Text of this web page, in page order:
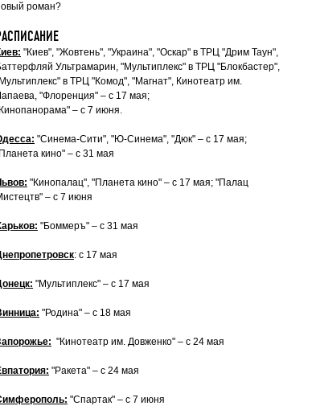
роман?
"Киев", "Жовтень", "Украина", "Оскар" в ТРЦ "Дрим Таун",
Ультрамарин, "Мультиплекс" в ТРЦ "Блокбастер",
в ТРЦ "Комод", "Магнат", Кинотеатр им.
"Флоренция" – с 17 мая;
– с 7 июня.
"Синема-Сити", "Ю-Синема", "Дюк" – с 17 мая;
кино" – с 31 мая
"Кинопалац", "Планета кино" – с 17 мая; "Палац
– с 7 июня
"Боммеръ" – с 31 мая
: с 17 мая
"Мультиплекс" – с 17 мая
"Родина" – с 18 мая
"Кинотеатр им. Довженко" – с 24 мая
"Ракета" – с 24 мая
"Спартак" – с 7 июня